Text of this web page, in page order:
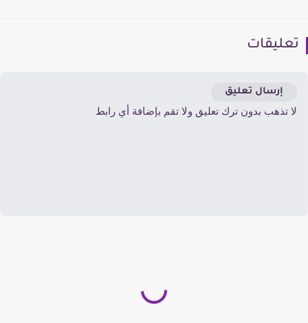
إرسال تعليق
تذهب بدون ترك تعليق ولا تقم بإضافة أي رابط